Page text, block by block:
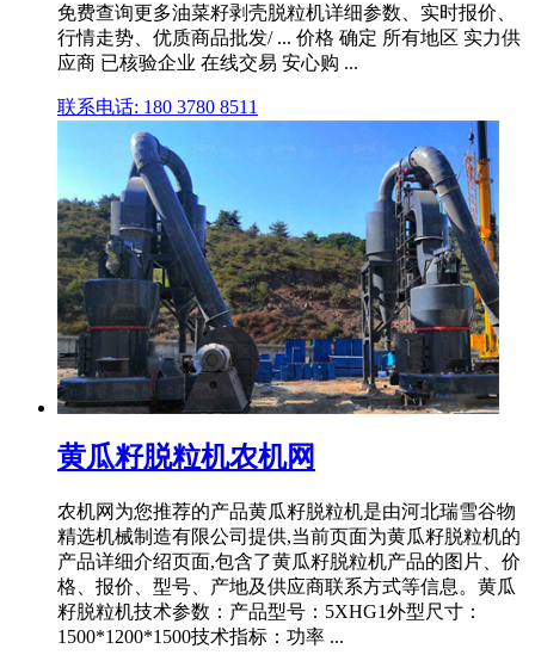
免费查询更多油菜籽剥壳脱粒机详细参数、实时报价、
行情走势、优质商品批发/ ... 价格 确定 所有地区 实力供
应商 已核验企业 在线交易 安心购 ...
联系电话: 180 3780 8511
黄瓜籽脱粒机农机网
农机网为您推荐的产品黄瓜籽脱粒机是由河北瑞雪谷物
精选机械制造有限公司提供,当前页面为黄瓜籽脱粒机的
产品详细介绍页面,包含了黄瓜籽脱粒机产品的图片、价
格、报价、型号、产地及供应商联系方式等信息。黄瓜
籽脱粒机技术参数：产品型号：5XHG1外型尺寸：
1500*1200*1500技术指标：功率 ...